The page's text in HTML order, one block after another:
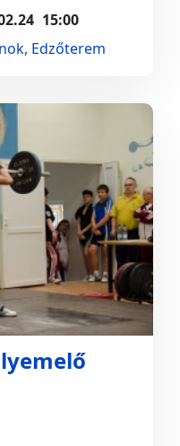
15:00
Edzőterem